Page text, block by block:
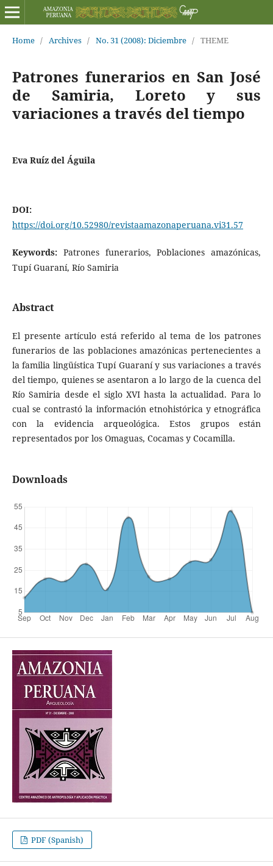
Home / Archives / No. 31 (2008): Diciembre / THEME
Patrones funerarios en San José
de Samiria, Loreto y sus
variaciones a través del tiempo
Eva Ruíz del Águila
DOI:
https://doi.org/10.52980/revistaamazonaperuana.vi31.57
Keywords: Patrones funerarios, Poblaciones amazónicas,
Tupí Guaraní, Río Samiria
Abstract
El presente artículo está referido al tema de los patrones
funerarios de las poblaciones amazónicas pertenecientes a
la familia lingüística Tupí Guaraní y sus variaciones a través
del tiempo, quienes se asentaron a lo largo de la cuenca del
Río Samiria desde el siglo XVI hasta la actualidad. Para lo
cual se contrastó la información etnohistórica y etnográfica
con la evidencia arqueológica. Estos grupos están
representados por los Omaguas, Cocamas y Cocamilla.
Downloads
PDF (Spanish)